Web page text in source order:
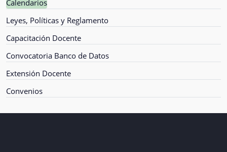
Calendarios
Leyes, Políticas y Reglamento
Capacitación Docente
Convocatoria Banco de Datos
Extensión Docente
Convenios